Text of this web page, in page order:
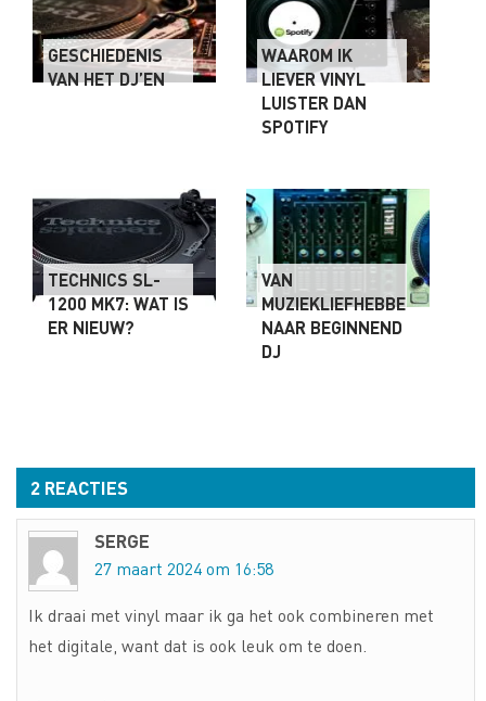
GESCHIEDENIS
VAN HET DJ’EN
WAAROM IK
LIEVER VINYL
LUISTER DAN
SPOTIFY
TECHNICS SL-
1200 MK7: WAT IS
ER NIEUW?
VAN
MUZIEKLIEFHEBBER
NAAR BEGINNEND
DJ
2 REACTIES
SERGE
27 maart 2024 om 16:58
Ik draai met vinyl maar ik ga het ook combineren met
het digitale, want dat is ook leuk om te doen.